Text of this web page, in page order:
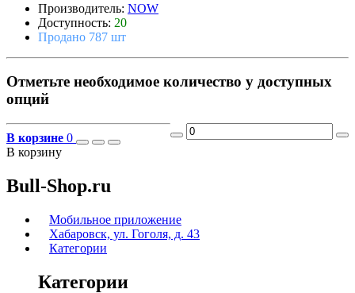
Производитель: NOW
Доступность: 20
Продано 787 шт
Отметьте необходимое количество у доступных
опций
В корзине 0
В корзину
Bull-Shop.ru
Мобильное приложение
Хабаровск, ул. Гоголя, д. 43
Категории
Категории